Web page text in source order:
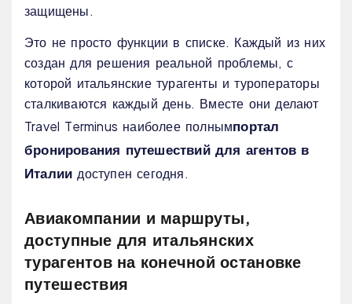
защищены.
Это не просто функции в списке. Каждый из них
создан для решения реальной проблемы, с
которой итальянские турагенты и туроператоры
сталкиваются каждый день. Вместе они делают
Travel Terminus наиболее полнымпортал
бронирования путешествий для агентов в
Италии доступен сегодня.
Авиакомпании и маршруты,
доступные для итальянских
турагентов на конечной остановке
путешествия